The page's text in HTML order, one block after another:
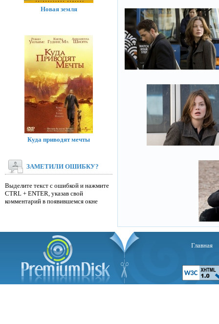
Новая земля
Куда приводят мечты
ЗАМЕТИЛИ ОШИБКУ?
Выделите текст с ошибкой и нажмите
CTRL + ENTER, указав свой
комментарий в появившемся окне
Главная